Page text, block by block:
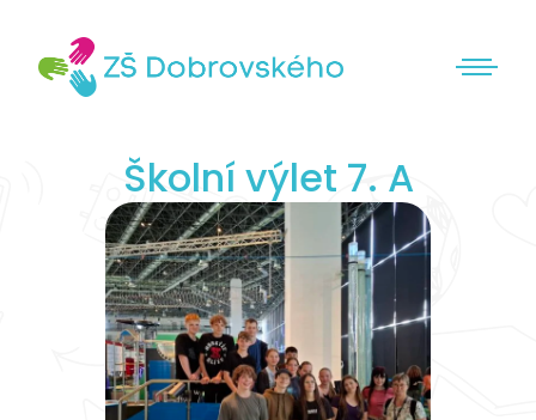
Školní výlet 7. A